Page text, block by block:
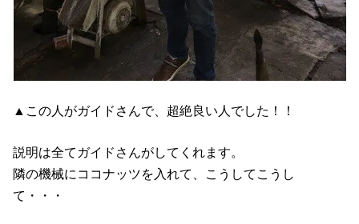
▲この人がガイドさんで、超絶良い人でした！！
説明は全てガイドさんがしてくれます。
隣の機械にココナッツを入れて、こうしてこうし
て・・・